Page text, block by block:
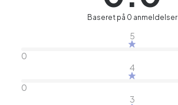
Baseret på 0 anmeldelser
5
0
4
0
3